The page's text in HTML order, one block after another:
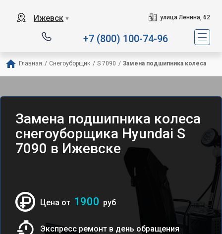
Ижевск ▼ улица Ленина, 62
+7 (800) 100-74-96
Главная / Снегоуборщик / S 7090 / Замена подшипника колеса
Замена подшипника колеса
снегоуборщика Hyundai S
7090 в Ижевске
Цена от 1900 руб
Экспресс ремонт в день обращения